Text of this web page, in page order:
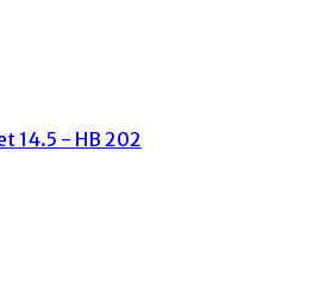
14.5 - HB 202